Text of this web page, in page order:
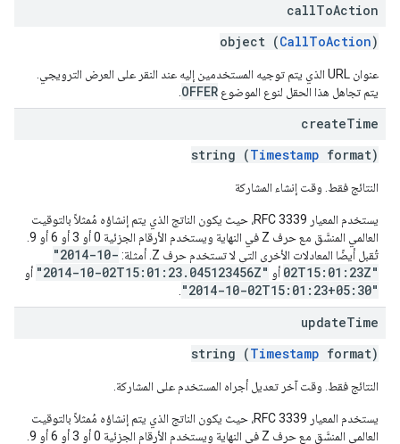
callToAction
object (CallToAction)
عنوان URL الذي يتم توجيه المستخدمين إليه عند النقر على العرض الترويجي.
يتم تجاهل هذا الحقل لنوع الموضوع OFFER
createTime
string (Timestamp format)
النتائج فقط. وقت إنشاء المشاركة
يستخدم المعيار RFC 3339، حيث يكون الناتج الذي يتم إنشاؤه مُمثلاً بالتوقيت
تُقبل أيضًا المعادلات الأخرى التي لا تستخدم حرف Z. أمثلة:
"2014-10-
02T15:01:23Z" أو "2014-10-02T15:01:23.045123456Z" أو
"2014-10-02T15:01:23+05:30"
updateTime
string (Timestamp format)
النتائج فقط. وقت آخر تعديل أجراه المستخدم على المشاركة.
يستخدم المعيار RFC 3339، حيث يكون الناتج الذي يتم إنشاؤه مُمثلاً بالتوقيت